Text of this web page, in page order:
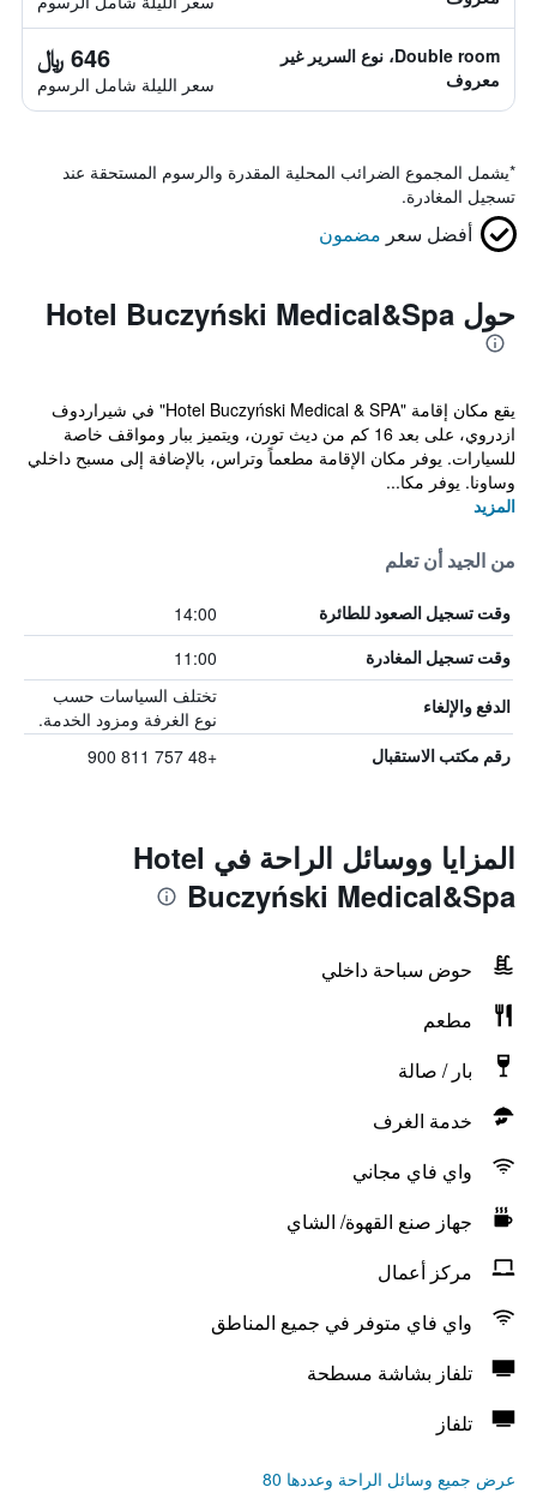
Double room، نوع السرير غير
معروف
646 ﷼
سعر الليلة شامل الرسوم
*يشمل المجموع الضرائب المحلية المقدرة والرسوم المستحقة عند
تسجيل المغادرة.
أفضل سعر مضمون
حول Hotel Buczyński Medical&Spa
يقع مكان إقامة "Hotel Buczyński Medical & SPA" في شيراردوف
ازدروي، على بعد 16 كم من ديث تورن، ويتميز ببار ومواقف خاصة
للسيارات. يوفر مكان الإقامة مطعماً وتراس، بالإضافة إلى مسبح داخلي
وساونا. يوفر مكا...
المزيد
من الجيد أن تعلم
وقت تسجيل الصعود للطائرة 14:00
وقت تسجيل المغادرة 11:00
الدفع والإلغاء
تختلف السياسات حسب
نوع الغرفة ومزود الخدمة.
رقم مكتب الاستقبال +48 757 811 900
المزايا ووسائل الراحة في Hotel
Buczyński Medical&Spa
حوض سباحة داخلي
مطعم
بار / صالة
خدمة الغرف
واي فاي مجاني
جهاز صنع القهوة/ الشاي
مركز أعمال
واي فاي متوفر في جميع المناطق
تلفاز بشاشة مسطحة
تلفاز
عرض جميع وسائل الراحة وعددها 80